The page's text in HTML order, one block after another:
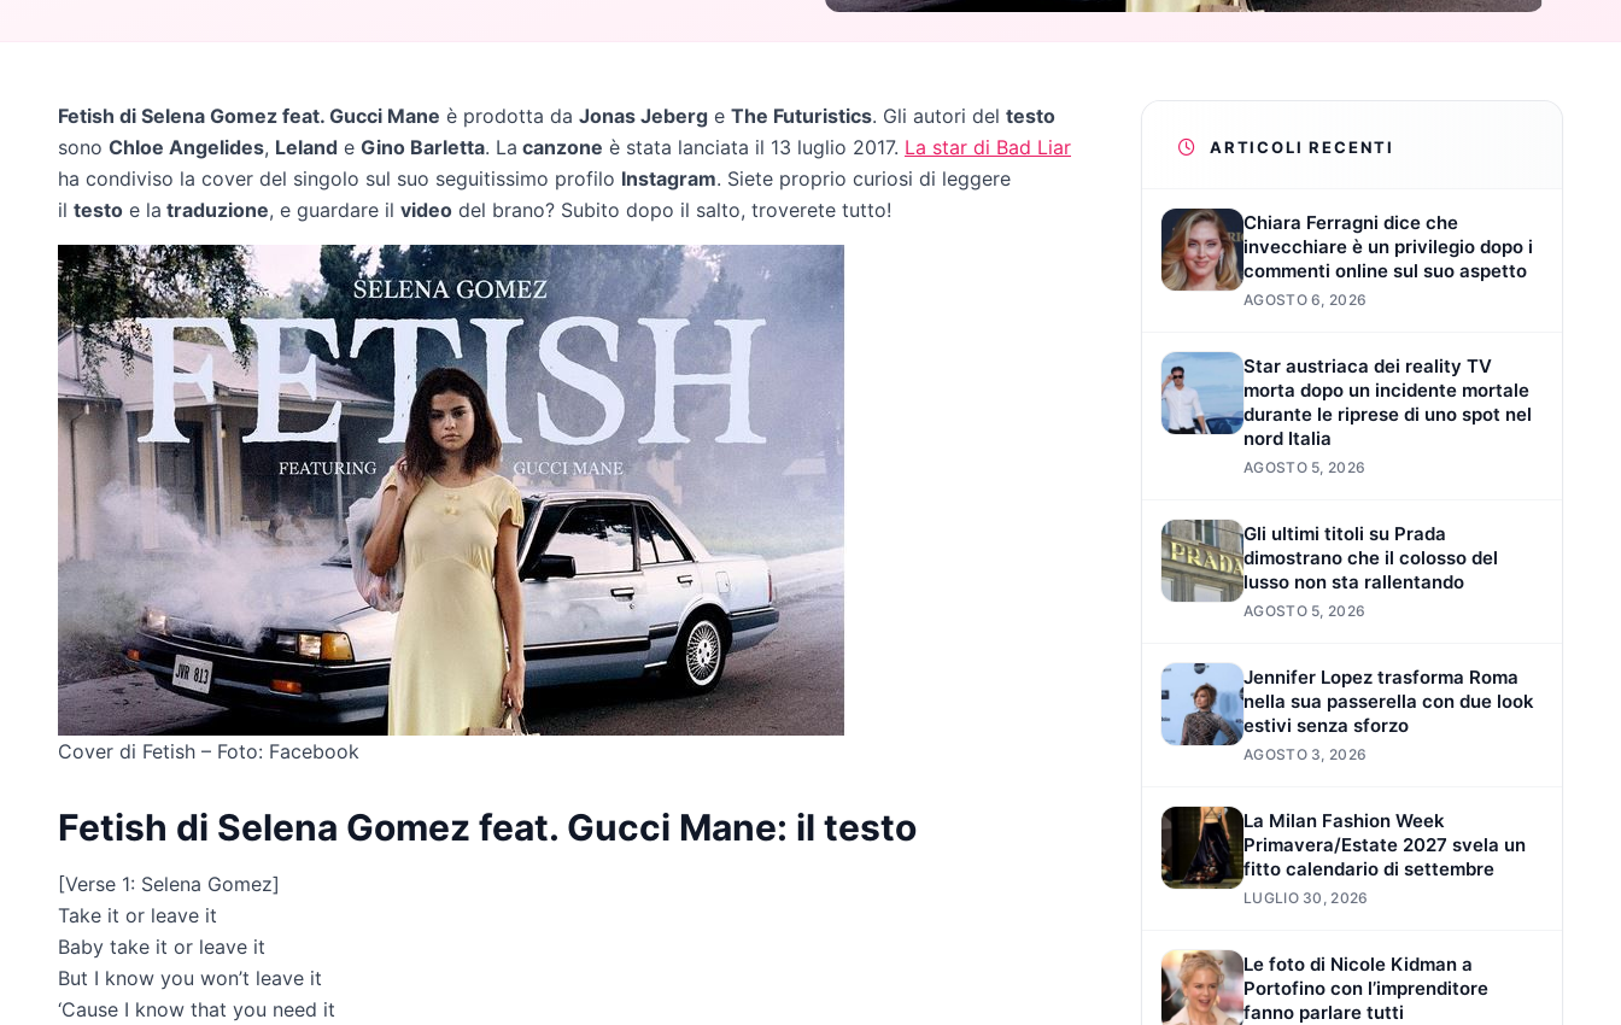
Fetish di Selena Gomez feat. Gucci Mane è prodotta da Jonas Jeberg e The Futuristics. Gli autori del testo
sono Chloe Angelides, Leland e Gino Barletta. La canzone è stata lanciata il 13 luglio 2017. La star di Bad Liar
ha condiviso la cover del singolo sul suo seguitissimo profilo Instagram. Siete proprio curiosi di leggere
il testo e la traduzione, e guardare il video del brano? Subito dopo il salto, troverete tutto!
Cover di Fetish – Foto: Facebook
Fetish di Selena Gomez feat. Gucci Mane: il testo
[Verse 1: Selena Gomez]
Take it or leave it
Baby take it or leave it
But I know you won’t leave it
‘Cause I know that you need it
ARTICOLI RECENTI
Chiara Ferragni dice che
invecchiare è un privilegio dopo i
commenti online sul suo aspetto
AGOSTO 6, 2026
Star austriaca dei reality TV
morta dopo un incidente mortale
durante le riprese di uno spot nel
nord Italia
AGOSTO 5, 2026
Gli ultimi titoli su Prada
dimostrano che il colosso del
lusso non sta rallentando
AGOSTO 5, 2026
Jennifer Lopez trasforma Roma
nella sua passerella con due look
estivi senza sforzo
AGOSTO 3, 2026
La Milan Fashion Week
Primavera/Estate 2027 svela un
fitto calendario di settembre
LUGLIO 30, 2026
Le foto di Nicole Kidman a
Portofino con l’imprenditore
fanno parlare tutti